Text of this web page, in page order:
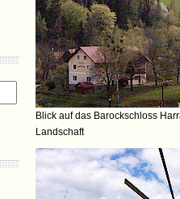
Blick auf das Barockschloss
Landschaft